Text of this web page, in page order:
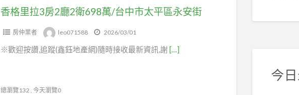
香格里拉3房2廳2衛698萬/台中市太平區永安街
房仲業者 leo071588 2026/03/01
※歡迎按讚,追蹤(鑫鈺地產網)隨時接收最新資訊,謝[…]
總瀏覽132 , 今天瀏覽0
今